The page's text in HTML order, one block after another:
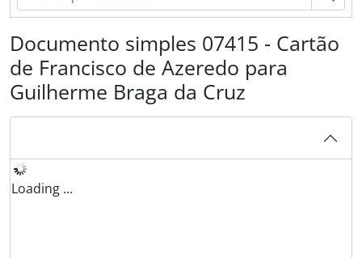
Documento simples 07415 - Cartão
de Francisco de Azeredo para
Guilherme Braga da Cruz
Loading ...